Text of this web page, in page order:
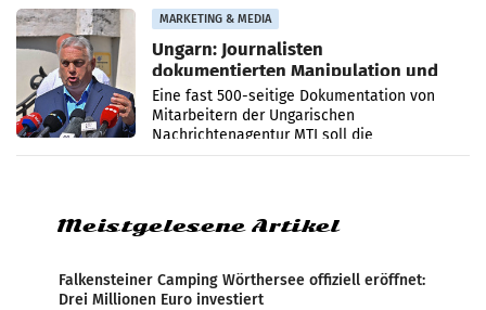
Anna Kalina-Mahr.
MARKETING & MEDIA
Ungarn: Journalisten
dokumentierten Manipulation und
Zensur
Eine fast 500-seitige Dokumentation von
Mitarbeitern der Ungarischen
Nachrichtenagentur MTI soll die
systematische Nachrichten-Manipulation und
Meistgelesene Artikel
Falkensteiner Camping Wörthersee offiziell eröffnet:
Drei Millionen Euro investiert